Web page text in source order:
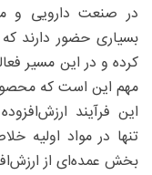
در صنعت دارویی و
بسیاری حضور دارند
کرده و در این مسیر
مهم این است که
این فرآیند
تنها در مواد اولیه
بخش عمده‌ای از